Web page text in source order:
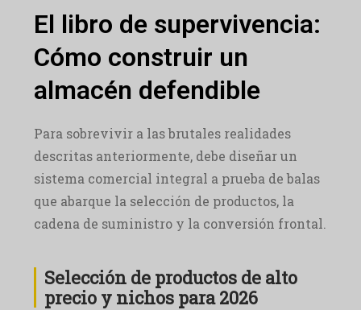
El libro de supervivencia:
Cómo construir un
almacén defendible
Para sobrevivir a las brutales realidades
descritas anteriormente, debe diseñar un
sistema comercial integral a prueba de balas
que abarque la selección de productos, la
cadena de suministro y la conversión frontal.
Selección de productos de alto
precio y nichos para 2026